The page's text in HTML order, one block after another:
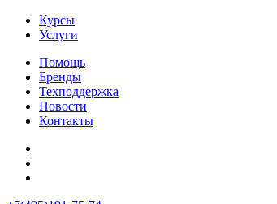
Курсы
Услуги
Помощь
Бренды
Техподдержка
Новости
Контакты